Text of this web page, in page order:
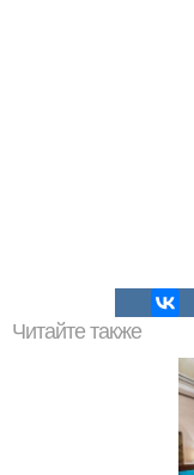
Читайте также